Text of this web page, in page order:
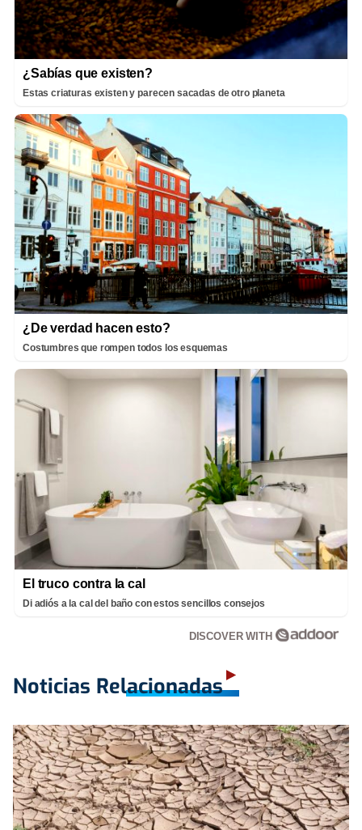
¿Sabías que existen?
Estas criaturas existen y parecen sacadas de otro planeta
¿De verdad hacen esto?
Costumbres que rompen todos los esquemas
El truco contra la cal
Di adiós a la cal del baño con estos sencillos consejos
DISCOVER WITH
Noticias Relacionadas